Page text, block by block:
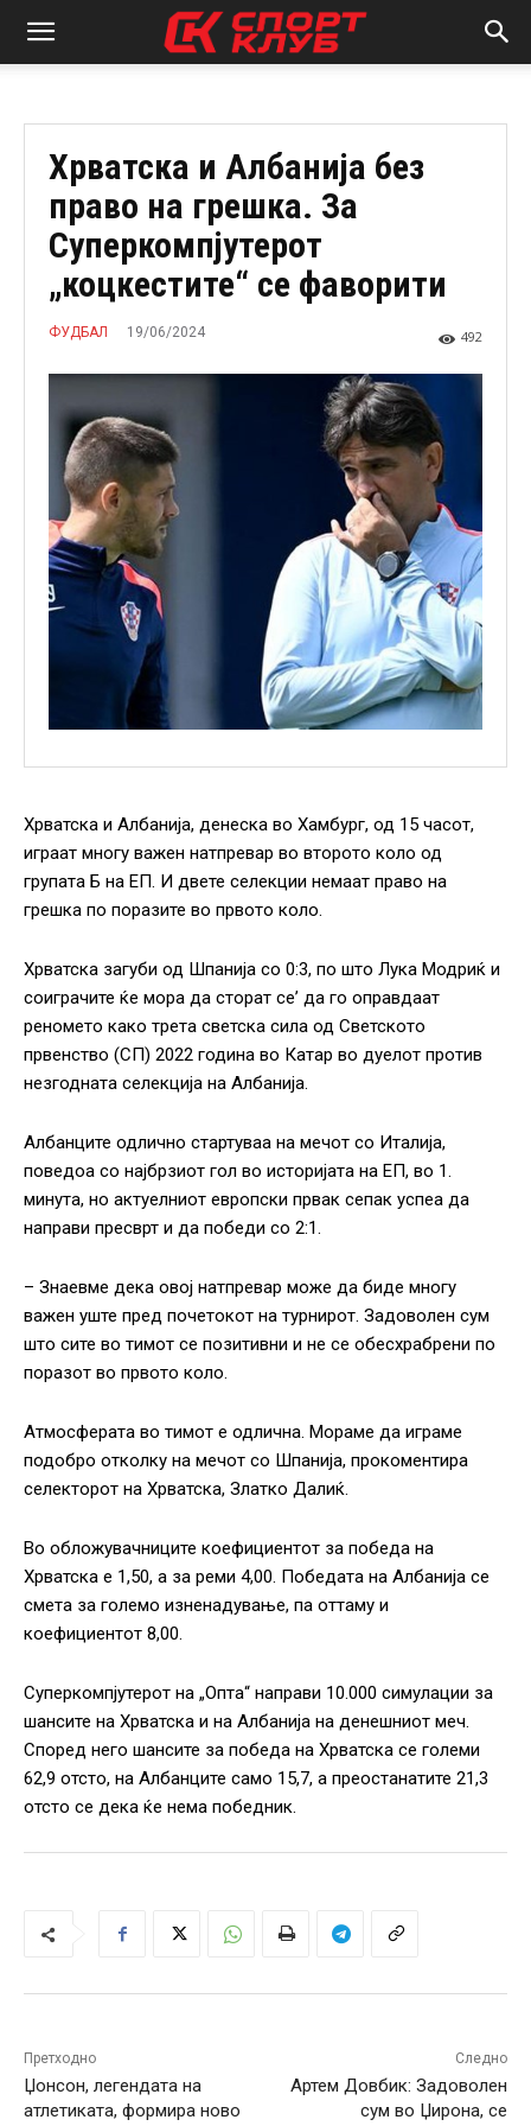
Хрватска и Албанија без
право на грешка. За
Суперкомпјутерот
„коцкестите“ се фаворити
ФУДБАЛ 19/06/2024 492
Хрватска и Албанија, денеска во Хамбург, од 15 часот,
играат многу важен натпревар во второто коло од
групата Б на ЕП. И двете селекции немаат право на
грешка по поразите во првото коло.
Хрватска загуби од Шпанија со 0:3, по што Лука Модриќ и
соиграчите ќе мора да сторат се’ да го оправдаат
реномето како трета светска сила од Светското
првенство (СП) 2022 година во Катар во дуелот против
незгодната селекција на Албанија.
Албанците одлично стартуваа на мечот со Италија,
поведоа со најбрзиот гол во историјата на ЕП, во 1.
минута, но актуелниот европски првак сепак успеа да
направи пресврт и да победи со 2:1.
– Знаевме дека овој натпревар може да биде многу
важен уште пред почетокот на турнирот. Задоволен сум
што сите во тимот се позитивни и не се обесхрабрени по
поразот во првото коло.
Атмосферата во тимот е одлична. Мораме да играме
подобро отколку на мечот со Шпанија, прокоментира
селекторот на Хрватска, Златко Далиќ.
Во обложувачниците коефициентот за победа на
Хрватска е 1,50, а за реми 4,00. Победата на Албанија се
смета за големо изненадување, па оттаму и
коефициентот 8,00.
Суперкомпјутерот на „Опта“ направи 10.000 симулации за
шансите на Хрватска и на Албанија на денешниот меч.
Според него шансите за победа на Хрватска се големи
62,9 отсто, на Албанците само 15,7, а преостанатите 21,3
отсто се дека ќе нема победник.
Претходно
Џонсон, легендата на
атлетиката, формира ново
Следно
Артем Довбик: Задоволен
сум во Џирона, се